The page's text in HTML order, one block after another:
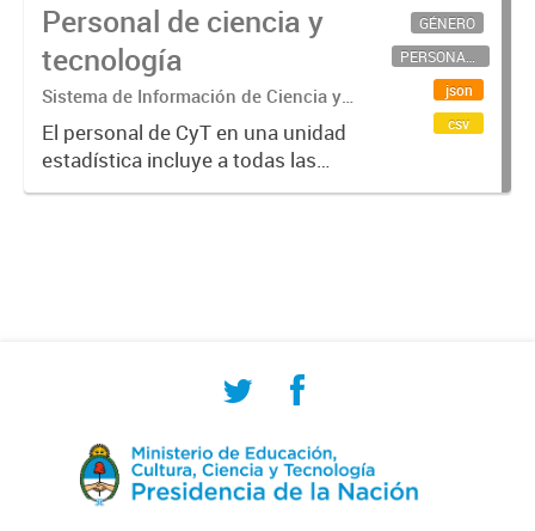
Personal de ciencia y
tecnología
Sistema de Información de Ciencia y
Tecnología Argentino (SICYTAR)
El personal de CyT en una unidad
estadística incluye a todas las
personas involucradas
GÉNERO
PERSONAL CIENTÍFICO-TECNOLÓGICO
json
csv